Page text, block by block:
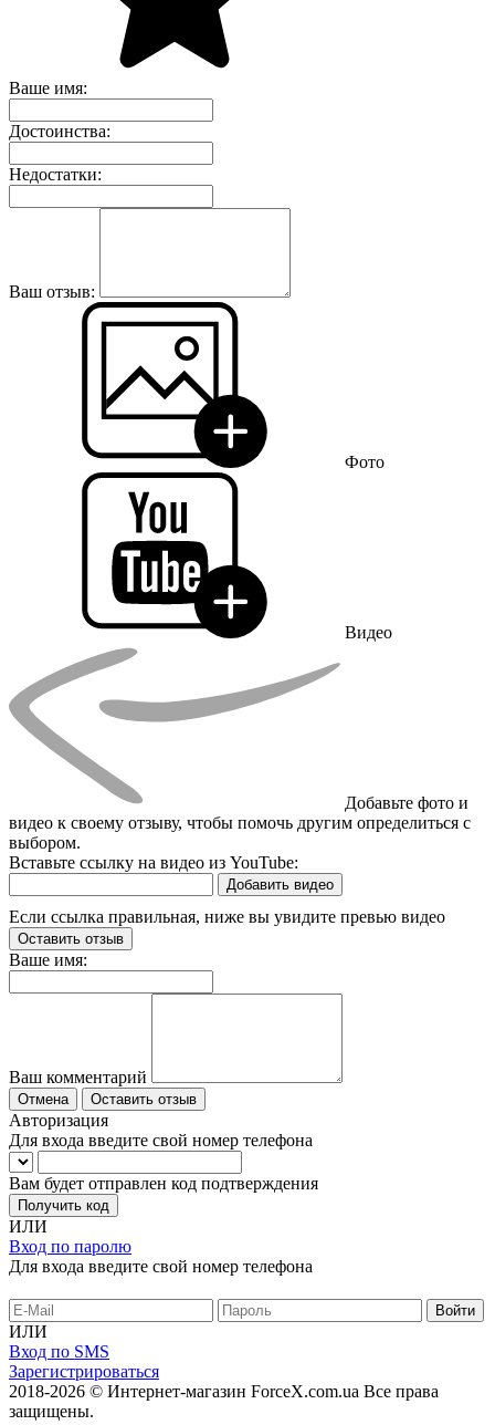
Ваше имя:
Достоинства:
Недостатки:
Ваш отзыв:
Фото
Видео
Добавьте фото и
видео к своему отзыву, чтобы помочь другим определиться с
выбором.
Вставьте ссылку на видео из YouTube:
Добавить видео
Если ссылка правильная, ниже вы увидите превью видео
Оставить отзыв
Ваше имя:
Ваш комментарий
Отмена Оставить отзыв
Авторизация
Для входа введите свой номер телефона
Вам будет отправлен код подтверждения
Получить код
ИЛИ
Вход по паролю
Для входа введите свой номер телефона
ИЛИ
Вход по SMS
Зарегистрироваться
2018-2026 © Интернет-магазин ForceX.com.ua Все права
защищены.